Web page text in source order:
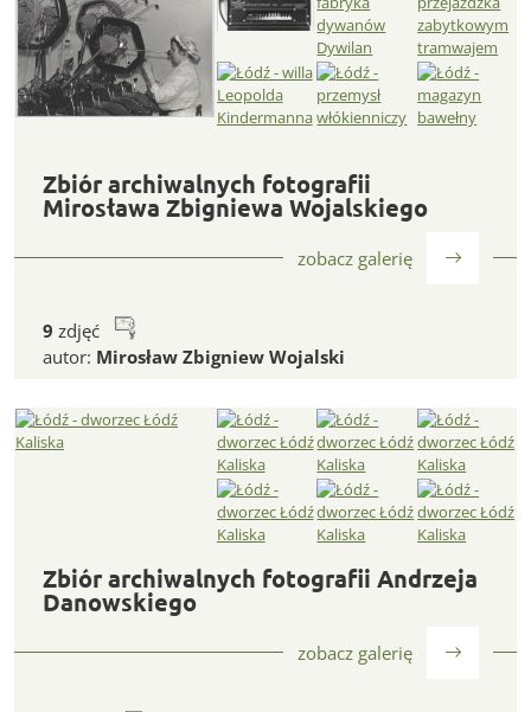
Zbiór archiwalnych fotografii
Mirosława Zbigniewa Wojalskiego
9 zdjęć
autor: Mirosław Zbigniew Wojalski
zobacz galerię
Zbiór archiwalnych fotografii Andrzeja
Danowskiego
zobacz galerię